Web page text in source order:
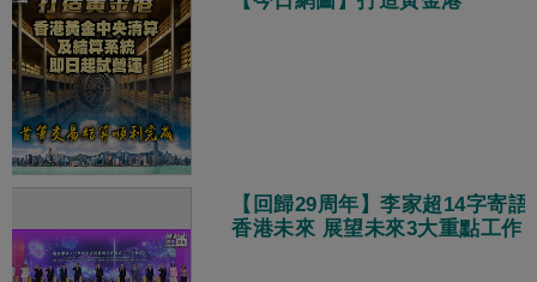
【回歸29周年】李家超14字寄語
香港未來 展望未來3大重點工作